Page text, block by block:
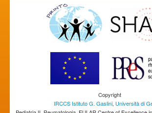
Copyright
IRCCS Istituto G. Gaslini, Università di